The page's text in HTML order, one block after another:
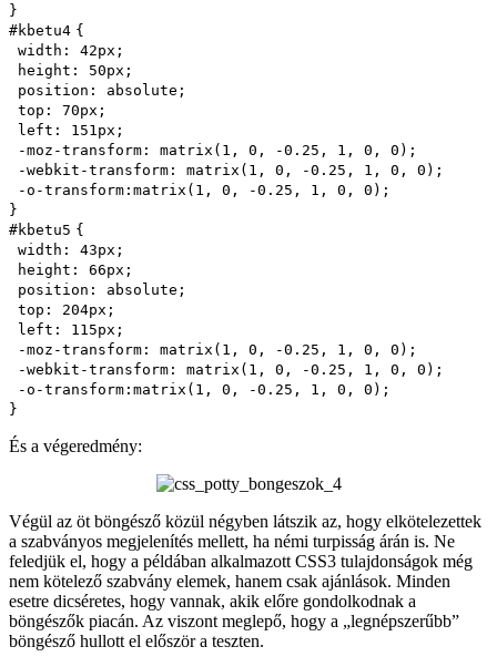
}
#kbetu4 {
width : 42px ;
height : 50px ;
position : absolute ;
top : 70px ;
left : 151px ;
-moz-transform : matrix( 1 , 0 , -0.25 , 1 , 0 , 0 );
-webkit-transform : matrix( 1 , 0 , -0.25 , 1 , 0 , 0 );
-o-transform :matrix( 1 , 0 , -0.25 , 1 , 0 , 0 );
}
#kbetu5 {
width : 43px ;
height : 66px ;
position : absolute ;
top : 204px ;
left : 115px ;
-moz-transform : matrix( 1 , 0 , -0.25 , 1 , 0 , 0 );
-webkit-transform : matrix( 1 , 0 , -0.25 , 1 , 0 , 0 );
-o-transform :matrix( 1 , 0 , -0.25 , 1 , 0 , 0 );
}
És a végeredmény:
Végül az öt böngésző közül négyben látszik az, hogy elkötelezettek
a szabványos megjelenítés mellett, ha némi turpisság árán is. Ne
feledjük el, hogy a példában alkalmazott CSS3 tulajdonságok még
nem kötelező szabvány elemek, hanem csak ajánlások. Minden
esetre dicséretes, hogy vannak, akik előre gondolkodnak a
böngészők piacán. Az viszont meglepő, hogy a „legnépszerűbb”
böngésző hullott el először a teszten.